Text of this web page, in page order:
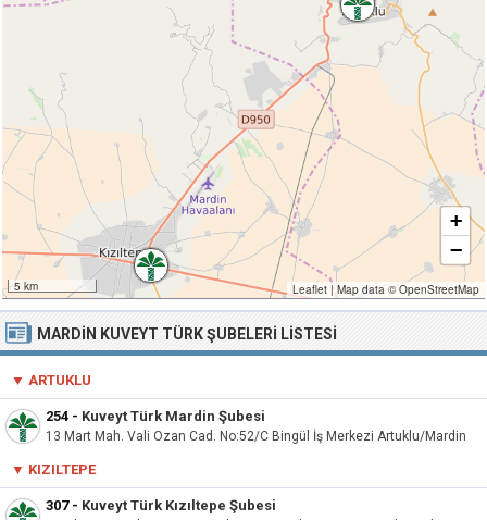
5 km
+
−
Leaflet |Map data ©OpenStreetMap
MARDIN KUVEYT TÜRK ŞUBELERI LISTESI
▼ ARTUKLU
254 - Kuveyt Türk Mardin Şubesi
13 Mart Mah. Vali Ozan Cad. No:52/C Bingül İş Merkezi Artuklu/Mardin
▼ KIZILTEPE
307- Kuveyt Türk Kızıltepe Şubesi